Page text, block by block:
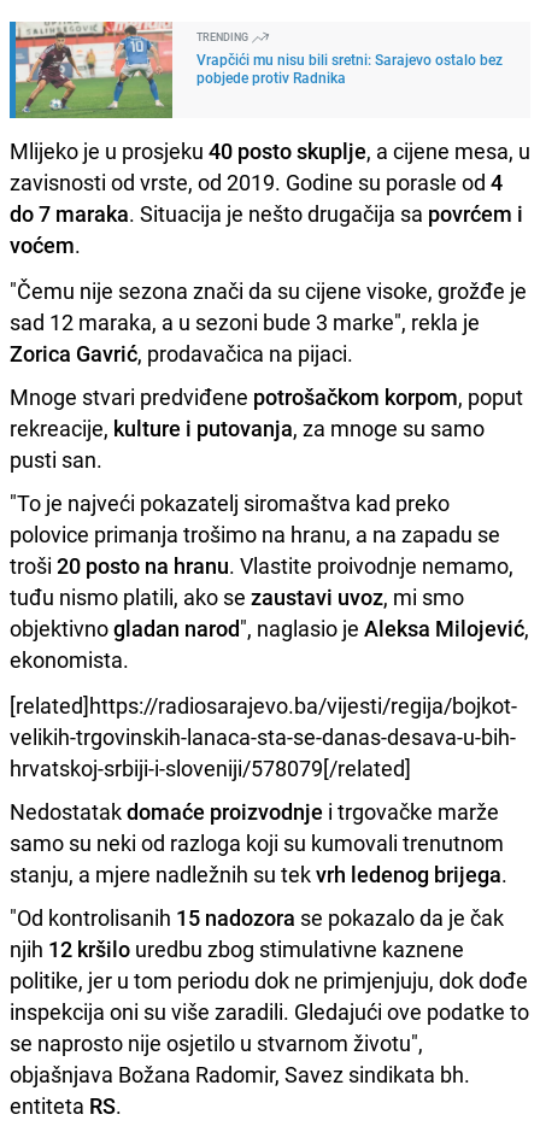
TRENDING
Vrapčići mu nisu bili sretni: Sarajevo ostalo bez
pobjede protiv Radnika
Mlijeko je u prosjeku 40 posto skuplje, a cijene mesa, u
zavisnosti od vrste, od 2019. Godine su porasle od 4
do 7 maraka. Situacija je nešto drugačija sa povrćem i
voćem.
"Čemu nije sezona znači da su cijene visoke, grožđe je
sad 12 maraka, a u sezoni bude 3 marke", rekla je
Zorica Gavrić, prodavačica na pijaci.
Mnoge stvari predviđene potrošačkom korpom, poput
rekreacije, kulture i putovanja, za mnoge su samo
pusti san.
"To je najveći pokazatelj siromaštva kad preko
polovice primanja trošimo na hranu, a na zapadu se
troši 20 posto na hranu. Vlastite proivodnje nemamo,
tuđu nismo platili, ako se zaustavi uvoz, mi smo
objektivnogladan narod", naglasio je Aleksa Milojević,
ekonomista.
[related]https://radiosarajevo.ba/vijesti/regija/bojkot-
velikih-trgovinskih-lanaca-sta-se-danas-desava-u-bih-
hrvatskoj-srbiji-i-sloveniji/578079[/related]
Nedostatakdomaće proizvodnje i trgovačke marže
samo su neki od razloga koji su kumovali trenutnom
stanju, a mjere nadležnih su tekvrh ledenog brijega.
"Od kontrolisanih 15 nadozora se pokazalo da je čak
njih 12 kršilo uredbu zbog stimulativne kaznene
politike, jer u tom periodu dok ne primjenjuju, dok dođe
inspekcija oni su više zaradili. Gledajući ove podatke to
se naprosto nije osjetilo u stvarnom životu",
objašnjava Božana Radomir, Savez sindikata bh.
entiteta RS.